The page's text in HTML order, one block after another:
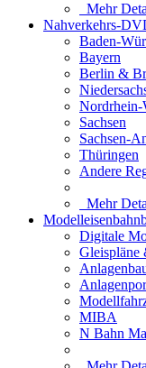
Mehr
Nahverkehrs-
Baden-
Bayern
Berlin &
Nordrhein-
Sachsen
Sachsen-
Thüringen
Andere
Mehr
Digitale
Gleispläne
MIBA
N Bahn